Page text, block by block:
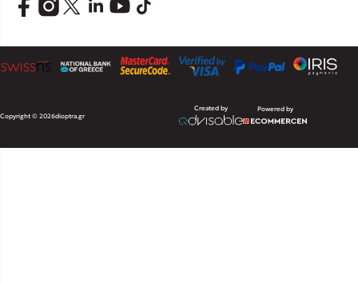
Copyright © 2026dioptra.gr
Created by Powered by